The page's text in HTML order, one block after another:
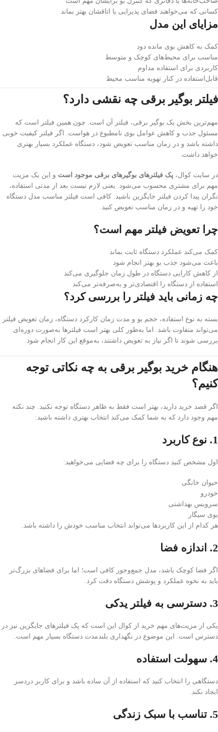
کسانی که می‌خواهند فضای پذیرایی یا اتاقشان بهتر بماند
مزایای این مدل
کمک به کاهش بوی مانده دود
مناسب برای محیط‌های کوچک و متوسط
کاربردی برای استفاده مداوم
قابل‌استفاده در کنار تهویه مناسب محیط
فیلتر بوگیر برقی چه نقشی دارد؟
مهم‌ترین بخش یک بوگیر برقی، فیلتر آن است. چون همین فیلتر است که
مسئول جذب و کاهش عوامل بوی نامطبوع در هواست. اگر فیلتر کیفیت خوبی
داشته باشد و در زمان مناسب تعویض شود، دستگاه عملکرد بسیار بهتری
خواهد داشت.
در سایت کوال، پک فیلترهای بوگیرهای برقی موجود است و این یک مزیت
مهم برای مشتری محسوب می‌شود. یعنی لازم نیست بعد از مدتی استفاده،
نگران پیدا کردن فیلتر جایگزین باشید. کافی است فیلتر مناسب مدل دستگاه
خود را تهیه و در زمان مناسب تعویض کنید.
چرا تعویض فیلتر مهم است؟
کمک می‌کند عملکرد دستگاه ثابت بماند
باعث می‌شود جذب بو بهتر انجام شود
از کاهش کارایی دستگاه در طول زمان جلوگیری می‌کند
استفاده از دستگاه را اقتصادی‌تر و به‌صرفه‌تر می‌کند
چه زمانی باید فیلتر را بررسی کرد؟
بسته به نوع استفاده، حجم بو و مدت زمان کارکرد دستگاه، زمان تعویض فیلتر
می‌تواند متفاوت باشد. اما به‌طور کلی بهتر است فیلترها به‌صورت دوره‌ای
بررسی شوند تا اگر نیاز به تعویض داشتند، به‌موقع این کار انجام شود.
هنگام خرید بوگیر برقی به چه نکاتی توجه
کنیم؟
اگر قصد خرید دارید، بهتر است فقط به ظاهر دستگاه توجه نکنید. چند نکته
مهم وجود دارد که به شما کمک می‌کند انتخاب بهتری داشته باشید:
1. نوع کاربرد
اول مشخص کنید دستگاه را برای چه فضایی می‌خواهید:
حیوان خانگی
خودرو
سرویس بهداشتی
بوی سیگار
هر کدام از این کاربردها می‌تواند انتخاب مناسب خودش را داشته باشد.
2. اندازه فضا
اگر فضا کوچک باشد، مدل جمع‌وجور کافی است؛ اما برای فضاهای بزرگ‌تر
باید به نحوه عملکرد و پوشش دستگاه دقت کرد.
3. دسترسی به فیلتر یدکی
یکی از مزیت‌های مهم خرید از کوال این است که پک فیلترهای جایگزین نیز در
دسترس است. این موضوع در نگهداری بلندمدت دستگاه بسیار مهم است.
4. سهولت استفاده
دستگاهی را انتخاب کنید که استفاده از آن ساده باشد و برای کاربر دردسر
ایجاد نکند.
5. تناسب با سبک زندگی